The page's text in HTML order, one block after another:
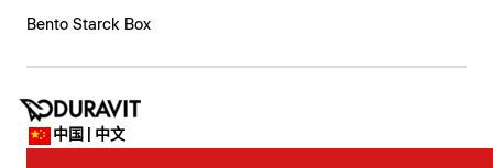
Bento Starck Box
中国 | 中文